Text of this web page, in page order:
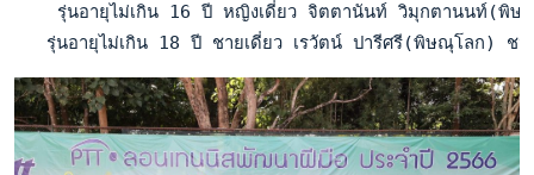
รุ่นอายุไม่เกิน 16 ปี หญิงเดี่ยว จิตตานันท์ วิมุกตานนท์(พิ
รุ่นอายุไม่เกิน 18 ปี ชายเดี่ยว เรวัตน์ ปารีศรี(พิษณุโลก)